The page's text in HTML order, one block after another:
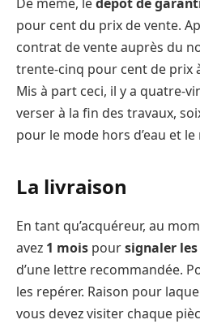
pour cent du prix de vente.
contrat de vente auprès du
trente-cinq pour cent de prix
Mis à part ceci, il y a quatre-
verser à la fin des travaux,
pour le mode hors d’eau et
La livraison
En tant qu’acquéreur, au
avez 1 mois poursignaler
d’une lettre recommandée.
les repérer. Raison pour
vous devez visiter chaque